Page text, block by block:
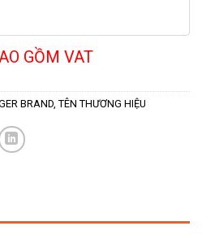
GỒM VAT
BRAND TÊN THƯƠNG HIỆU